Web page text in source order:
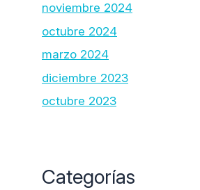
noviembre 2024
octubre 2024
marzo 2024
diciembre 2023
octubre 2023
Categorías